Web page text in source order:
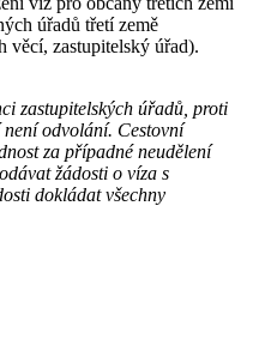
úřadů třetí země
věcí, zastupitelský úřad).
zastupitelských úřadů, proti
odvolání. Cestovní
za případné neudělení
žádosti o víza s
dokládat všechny